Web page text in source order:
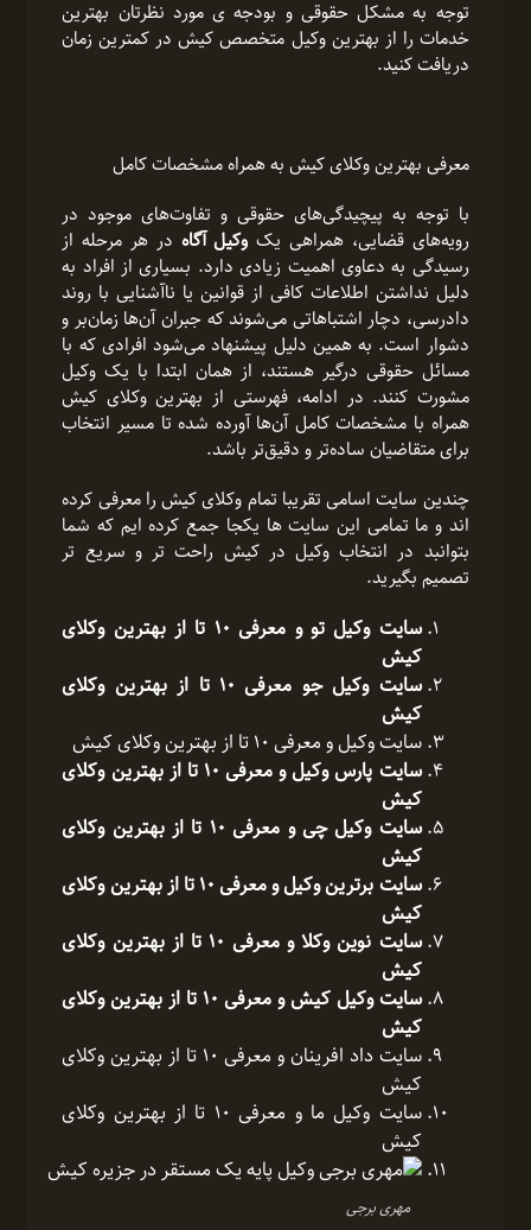
توجه به مشکل حقوقی و بودجه ی مورد نظرتان بهترین
خدمات را از بهترین وکیل متخصص کیش در کمترین زمان
دریافت کنید.
معرفی بهترین وکلای کیش به همراه مشخصات کامل
با توجه به پیچیدگی‌های حقوقی و تفاوت‌های موجود در
رویه‌های قضایی، همراهی یک وکیل آگاه در هر مرحله از
رسیدگی به دعاوی اهمیت زیادی دارد. بسیاری از افراد به
دلیل نداشتن اطلاعات کافی از قوانین یا ناآشنایی با روند
دادرسی، دچار اشتباهاتی می‌شوند که جبران آن‌ها زمان‌بر و
دشوار است. به همین دلیل پیشنهاد می‌شود افرادی که با
مسائل حقوقی درگیر هستند، از همان ابتدا با یک وکیل
مشورت کنند. در ادامه، فهرستی از بهترین وکلای کیش
همراه با مشخصات کامل آن‌ها آورده شده تا مسیر انتخاب
برای متقاضیان ساده‌تر و دقیق‌تر باشد.
چندین سایت اسامی تقریبا تمام وکلای کیش را معرفی کرده
اند و ما تمامی این سایت ها یکجا جمع کرده ایم که شما
بتوانبد در انتخاب وکیل در کیش راحت تر و سریع تر
تصمیم بگیرید.
سایت وکیل تو و معرفی 10 تا از بهترین وکلای
کیش
سایت وکیل جو معرفی 10 تا از بهترین وکلای
کیش
سایت وکیل و معرفی 10 تا از بهترین وکلای کیش
سایت پارس وکیل و معرفی 10 تا از بهترین وکلای
کیش
سایت وکیل چی و معرفی 10 تا از بهترین وکلای
کیش
سایت برترین وکیل و معرفی 10 تا از بهترین وکلای
کیش
سایت نوین وکلا و معرفی 10 تا از بهترین وکلای
کیش
سایت وکیل کیش و معرفی 10 تا از بهترین وکلای
کیش
سایت داد افرینان و معرفی 10 تا از بهترین وکلای
کیش
سایت وکیل ما و معرفی 10 تا از بهترین وکلای
کیش
مهری برجی